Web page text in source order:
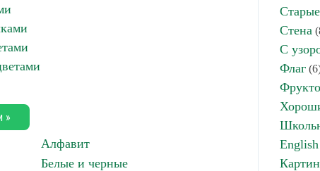
»
Алфавит
Белые и черные
Стена
С
Флаг
English